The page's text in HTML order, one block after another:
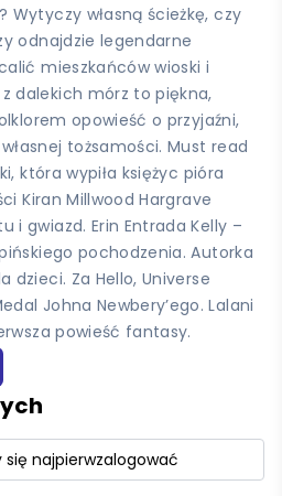
Wytyczy własną ścieżkę, czy
odnajdzie legendarne
mieszkańców wioski i
dalekich mórz to piękna,
opowieść o przyjaźni,
tożsamości. Must read
która wypiła księżyc pióra
Kiran Millwood Hargrave
i gwiazd. Erin Entrada Kelly –
pochodzenia. Autorka
dzieci. Za Hello, Universe
Johna Newbery’ego. Lalani
powieść fantasy.
się najpierwzalogować